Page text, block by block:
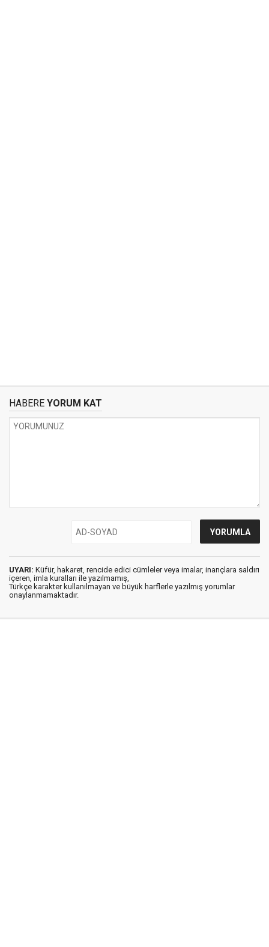
HABERE YORUM KAT
UYARI: Küfür, hakaret, rencide edici cümleler veya imalar, inançlara saldırı
içeren, imla kuralları ile yazılmamış,
Türkçe karakter kullanılmayan ve büyük harflerle yazılmış yorumlar
onaylanmamaktadır.